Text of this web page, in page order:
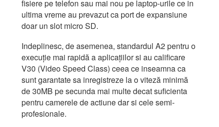
fisiere pe telefon sau mai nou pe laptop-urile ce in
ultima vreme au prevazut ca port de expansiune
doar un slot micro SD.
Indeplinesc, de asemenea, standardul A2 pentru o
execuție mai rapidă a aplicațiilor si au calificare
V30 (Video Speed Class) ceea ce inseamna ca
sunt garantate sa inregistreze la o viteză minimă
de 30MB pe secunda mai multe decat suficienta
pentru camerele de actiune dar si cele semi-
profesionale.